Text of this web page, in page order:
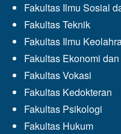
Fakultas Ilmu Sosial
Fakultas Teknik
Fakultas Ilmu
Fakultas Ekonomi
Fakultas Vokasi
Fakultas Kedokteran
Fakultas Psikologi
Fakultas Hukum